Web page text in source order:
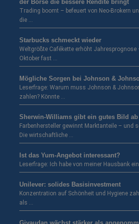
der Börse die bessere Rendite bringt
Trading boomt – befeuert von Neo-Brokern
die …
Starbucks schmeckt wieder
Weltgrößte Cafékette erhöht Jahresprognose
Oktober fast …
Mögliche Sorgen bei Johnson &
Leserfrage: Warum muss Johnson &
zahlen? Könnte …
Sherwin-Williams gibt ein gutes Bild ab
Farbenhersteller gewinnt Marktanteile – und
Die wirtschaftliche …
Ist das Yum-Angebot interessant?
Leserfrage: Ich habe von meiner Hausbank
Unilever: solides Basisinvestment
Konzentration auf Schönheit und Hygiene
als …